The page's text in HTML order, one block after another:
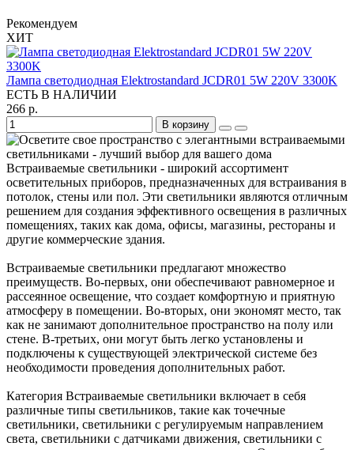
Рекомендуем
ХИТ
Лампа светодиодная Elektrostandard JCDR01 5W 220V 3300K
ЕСТЬ В НАЛИЧИИ
266 р.
В корзину
Встраиваемые светильники - широкий ассортимент
осветительных приборов, предназначенных для встраивания в
потолок, стены или пол. Эти светильники являются отличным
решением для создания эффективного освещения в различных
помещениях, таких как дома, офисы, магазины, рестораны и
другие коммерческие здания.
Встраиваемые светильники предлагают множество
преимуществ. Во-первых, они обеспечивают равномерное и
рассеянное освещение, что создает комфортную и приятную
атмосферу в помещении. Во-вторых, они экономят место, так
как не занимают дополнительное пространство на полу или
стене. В-третьих, они могут быть легко установлены и
подключены к существующей электрической системе без
необходимости проведения дополнительных работ.
Категория Встраиваемые светильники включает в себя
различные типы светильников, такие как точечные
светильники, светильники с регулируемым направлением
света, светильники с датчиками движения, светильники с